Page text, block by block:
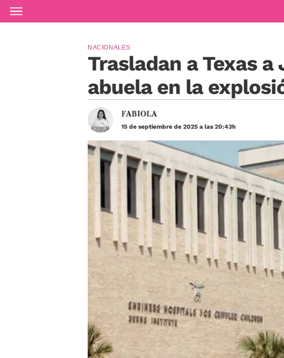
Ir al contenido principal
Trasladan a Texas
abuela en la
NACIONALES
FABIOLA
15 de septiembre de 2025 a las 20:43h